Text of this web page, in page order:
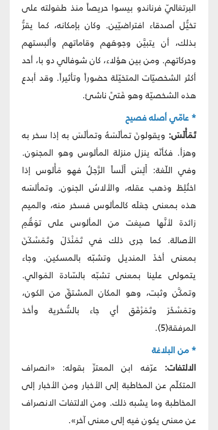
البرتغاليّ فرناندو بيسوا حريصاً منذ طفولته على
تخيُّل أصدقاء افتراضيّين. وكان بإمكانه، كما يقرُّ
بذلك، أن يتبيَّن وجوهَهم وقاماتهم وألبستهم
وحركاتهم. ومن بين هؤلاء، كان شوفالي دو با، أحد
أكثر الشخصيّات المتخيّلة حضوراً وتأثيراً. وقد أبدع
هذه الشخصيّة وهو فَتىً ناشئ.
* عامّي أصله فصيح
تَمَأْلَسَ: ويقولونَ تمألَسَهُ وتمألَسَ به إذا سخر به
وهزأ. فكأنّه ينزل منزلة المألوس وهو المجنون.
وفي اللّغة: أَلِسَ أَلْساً الرَّجلُ فهو مَأْلوس إذا
اختُلِطَ وذهب عقله، والألاسُ الجنون. وتمألسَه
هذه بمعنى جعَلَه كالمألوس فسخر منه، والميم
زائدة لأنَّها صيغت من المألوس على توَهُّمِ
الأصالة. كما جرى ذلك في تَمَنْدَلَ وتَمَسْكَنَ
بمعنى أخذَ المنديل وتشبّه بالمسكين. وجاء
يتمولى علينا بمعنى تشبّه بالسّادة المَوالي.
وتمكَّن وثبت، وهو المكان المشتقّ من الكون،
وتمَسْخَرَ وتَمَرْفَق أي جاء بالسُّخرية وأخذ
المرفقة(5).
* من البلاغة
الالتفات: عرّفه ابن المعتزّ بقوله: «انصراف
المتكلّم عن المخاطبة إلى الأخبار ومن الأخبار إلى
المخاطبة وما يشبه ذلك. ومن الالتفات الانصراف
عن معنى يكون فيه إلى معنى آخر».